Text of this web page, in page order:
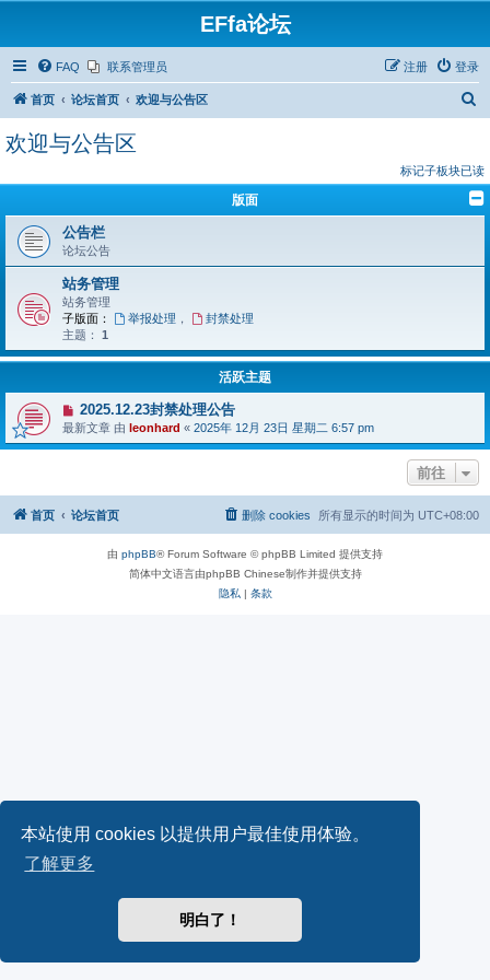
本站使用 cookies 以提供用户最佳使用体验。
了解更多
明白了！
EFfa论坛
FAQ 联系管理员 登录
注册
首页 论坛首页 欢迎与公告区
欢迎与公告区
标记子板块已读
版面
公告栏​​
论坛公告
站务管理
站务管理
子版面：
举报处理 ，
封禁处理
主题： 1
活跃主题
2025.12.23封禁处理公告
最新文章 由 leonhard « 2025年 12月 23日 星期二 6:57 pm
前往
首页 论坛首页 所有显示的时间为 UTC+08:00
删除 cookies
由 phpBB® Forum Software © phpBB Limited 提供支持
简体中文语言由phpBB Chinese制作并提供支持
隐私 | 条款